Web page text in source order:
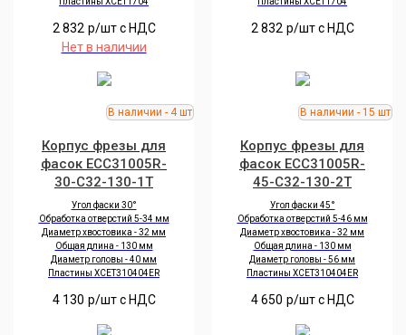
2 832 р/шт c НДС
Нет в наличии
2 832 р/шт c НДС
Корпус фрезы для
фасок ECC31005R-
30-C32-130-1T
Угол фаски 30°
Обработка отверстий 5-34 мм
Диаметр хвостовика - 32 мм
Общая длина - 130 мм
Диаметр головы - 40 мм
Пластины XCET310404ER
4 130 р/шт c НДС
Корпус фрезы для
фасок ECC31005R-
45-C32-130-2T
Угол фаски 45°
Обработка отверстий 5-46 мм
Диаметр хвостовика - 32 мм
Общая длина - 130 мм
Диаметр головы - 56 мм
Пластины XCET310404ER
4 650 р/шт c НДС